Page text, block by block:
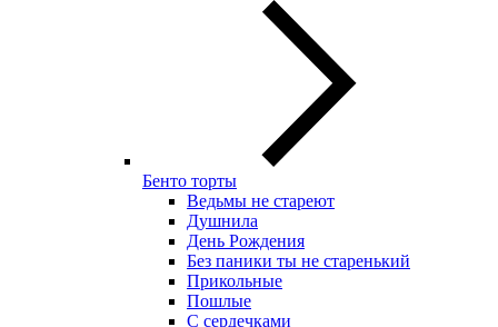
Бенто торты
Ведьмы не стареют
Душнила
День Рождения
Без паники ты не старенький
Прикольные
Пошлые
С сердечками